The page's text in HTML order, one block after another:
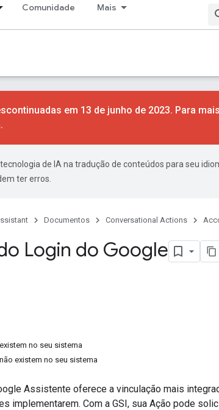
Comunidade Mais
em 13 de junho de 2023. Para
.
de IA na tradução de conteúdos para seu
ter erros.
Documentos Conversational Actions
Login do Google
no seu sistema
existem no seu sistema
Assistente oferece a vinculação mais
implementarem. Com a GSI, sua Ação pode